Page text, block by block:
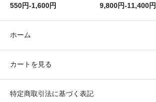
550円-1,600円 9,800円-11,400円
ホーム
カートを見る
特定商取引法に基づく表記